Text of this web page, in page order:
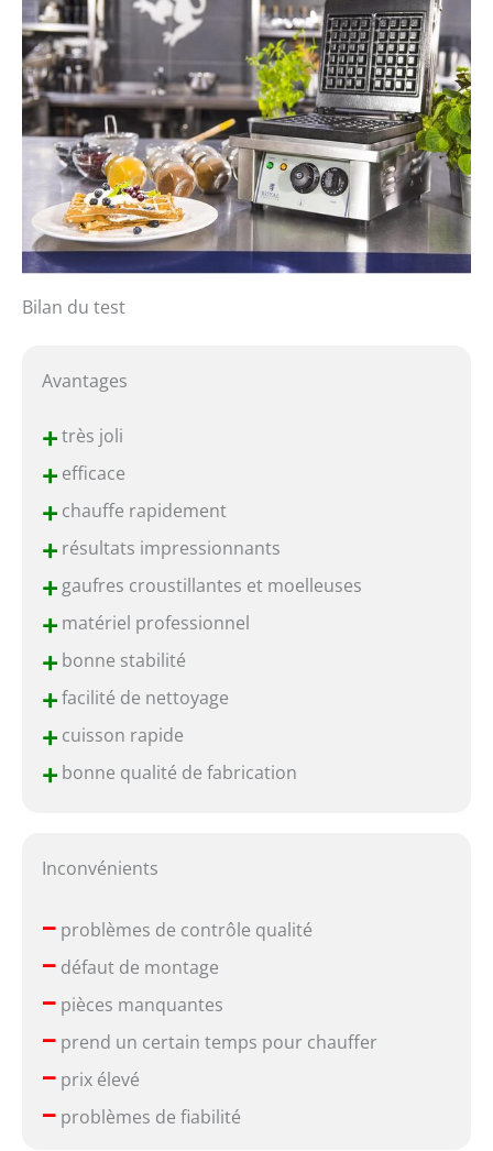
Bilan du test
Avantages
+très joli
+efficace
+chauffe rapidement
+résultats impressionnants
+gaufres croustillantes et moelleuses
+matériel professionnel
+bonne stabilité
+facilité de nettoyage
+cuisson rapide
+bonne qualité de fabrication
Inconvénients
–problèmes de contrôle qualité
–défaut de montage
–pièces manquantes
–prend un certain temps pour chauffer
–prix élevé
–problèmes de fiabilité